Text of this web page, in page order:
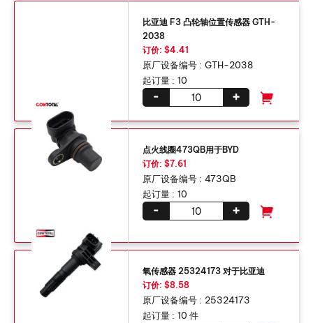
比亚迪 F3 凸轮轴位置传感器 GTH-
2038
订价: $4.41
原厂设备编号 : GTH-2038
起订量 : 10
+
-
点火线圈473QB用于BYD
订价: $7.61
原厂设备编号 : 473QB
起订量 : 10
+
-
氧传感器 25324173 对于比亚迪
订价: $8.58
原厂设备编号 : 25324173
起订量 : 10 件